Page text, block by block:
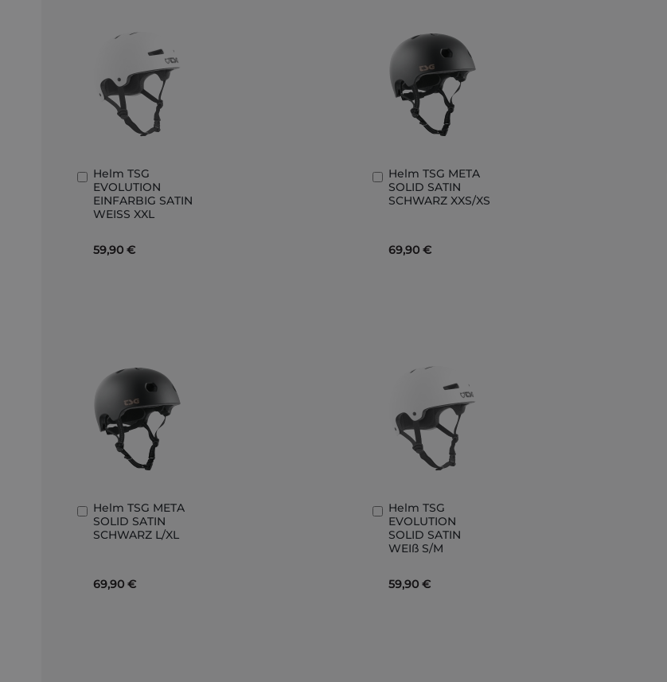
Helm TSG
EVOLUTION
EINFARBIG SATIN
WEISS XXL
59,90 €
In
den
Warenkorb
Helm TSG META
SOLID SATIN
SCHWARZ XXS/XS
69,90 €
In
den
Warenkorb
Helm TSG META
SOLID SATIN
SCHWARZ L/XL
69,90 €
In
den
Warenkorb
Helm TSG
EVOLUTION
SOLID SATIN
WEIß S/M
59,90 €
In
den
Warenkorb